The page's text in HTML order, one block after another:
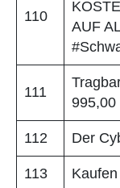
110
AUF
111
995,00
112 Der
113